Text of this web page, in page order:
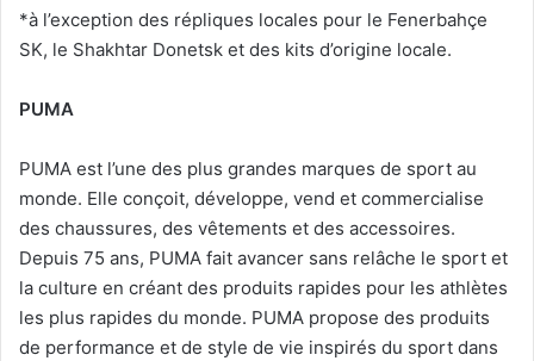
*à l’exception des répliques locales pour le Fenerbahçe
SK, le Shakhtar Donetsk et des kits d’origine locale.
PUMA
PUMA est l’une des plus grandes marques de sport au
monde. Elle conçoit, développe, vend et commercialise
des chaussures, des vêtements et des accessoires.
Depuis 75 ans, PUMA fait avancer sans relâche le sport et
la culture en créant des produits rapides pour les athlètes
les plus rapides du monde. PUMA propose des produits
de performance et de style de vie inspirés du sport dans